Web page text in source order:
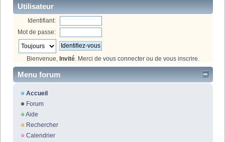
Utilisateur
Identifiant:
Mot de passe:
Bienvenue, Invité . Merci de vous connecter ou de vous inscrire
Menu forum
Accueil
Forum
Aide
Rechercher
Calendrier